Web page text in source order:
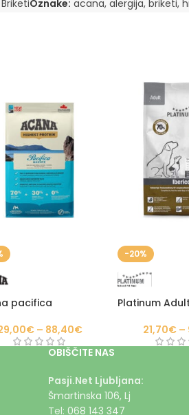
BriketiOznake: acana, alergija, briketi,
pacifica
€ – 88,40€
-20%
Platinum
21,70€ –
OBIŠČITE NAS
Pasji.Net Ljubljana:
Šmartinska 106, Lj
Tel: 068 143 347